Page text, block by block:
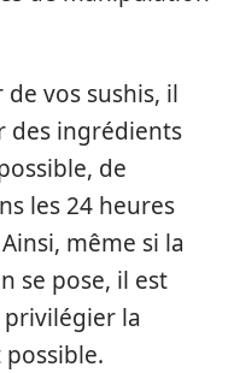
vos sushis, il
des ingrédients
de
les 24 heures
même si la
se pose, il est
la